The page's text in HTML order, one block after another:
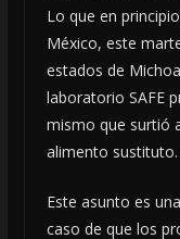
Lo que en
México, este
estados de
laboratorio SAFE
mismo que surtió
alimento sustituto.
Este asunto es
caso de que los